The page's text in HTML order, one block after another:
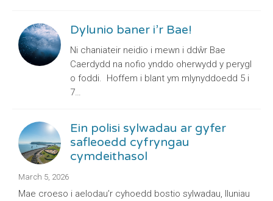
Dylunio baner i’r Bae!
Ni chaniateir neidio i mewn i ddŵr Bae
Caerdydd na nofio ynddo oherwydd y perygl
o foddi. Hoffem i blant ym mlynyddoedd 5 i
7…
Ein polisi sylwadau ar gyfer
safleoedd cyfryngau
cymdeithasol
March 5, 2026
Mae croeso i aelodau’r cyhoedd bostio sylwadau, lluniau